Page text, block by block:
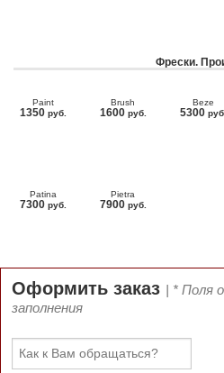
Фрески.
Paint
1350 руб.
Brush
1600 руб.
Beze
5300 руб.
Patina
7300 руб.
Pietra
7900 руб.
Оформить заказ | * Поля
заполнения